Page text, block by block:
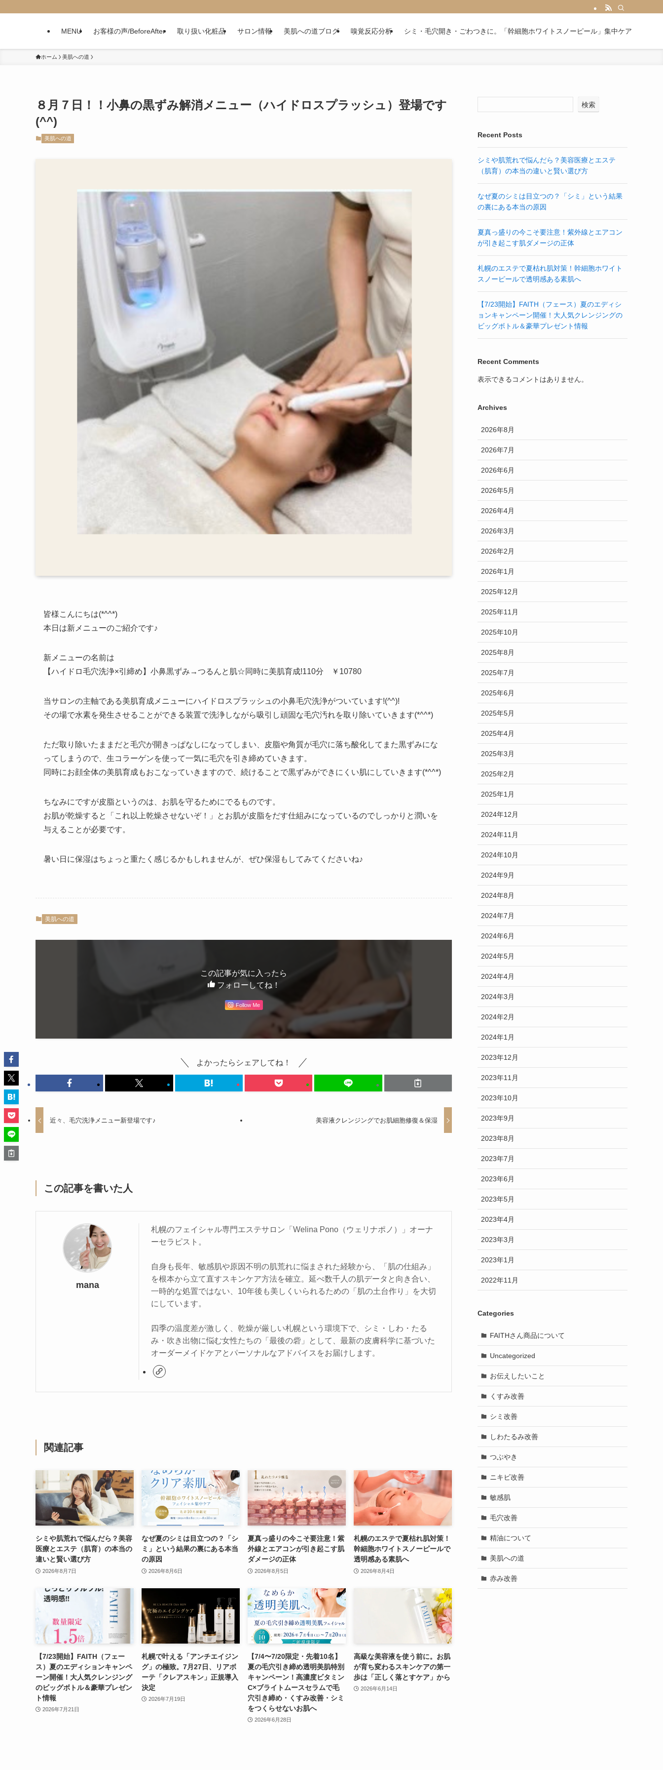
MENU お客様の声/BeforeAfter 取り扱い化粧品 サロン情報 美肌への道ブログ 嗅覚反応分析 シミ・毛穴開き・ごわつきに。「幹細胞ホワイトスノーピール」集中ケア
ホーム 美肌への道
８月７日！！小鼻の黒ずみ解消メニュー（ハイドロスプラッシュ）登場です
(^^)
美肌への道
皆様こんにちは(*^^*)
本日は新メニューのご紹介です♪
新メニューの名前は
【ハイドロ毛穴洗浄×引締め】小鼻黒ずみ→つるんと肌☆同時に美肌育成!110分 ￥10780
当サロンの主軸である美肌育成メニューにハイドロスプラッシュの小鼻毛穴洗浄がついています!(^^)!
その場で水素を発生させることができる装置で洗浄しながら吸引し頑固な毛穴汚れを取り除いていきます(*^^*)
ただ取り除いたままだと毛穴が開きっぱなしになってしまい、皮脂や角質が毛穴に落ち酸化してまた黒ずみにな
ってしまうので、生コラーゲンを使って一気に毛穴を引き締めていきます。
同時にお顔全体の美肌育成もおこなっていきますので、続けることで黒ずみができにくい肌にしていきます(*^^*)
ちなみにですが皮脂というのは、お肌を守るためにでるものです。
お肌が乾燥すると「これ以上乾燥させないぞ！」とお肌が皮脂をだす仕組みになっているのでしっかりと潤いを
与えることが必要です。
暑い日に保湿はちょっと重たく感じるかもしれませんが、ぜひ保湿もしてみてくださいね♪
美肌への道
この記事が気に入ったら
フォローしてね！
Follow Me
よかったらシェアしてね！
近々、毛穴洗浄メニュー新登場です♪ 美容液クレンジングでお肌細胞修復＆保湿
この記事を書いた人
mana
札幌のフェイシャル専門エステサロン「Welina Pono（ウェリナポノ）」オーナ
ーセラピスト。
自身も長年、敏感肌や原因不明の肌荒れに悩まされた経験から、「肌の仕組み」
を根本から立て直すスキンケア方法を確立。延べ数千人の肌データと向き合い、
一時的な処置ではない、10年後も美しくいられるための「肌の土台作り」を大切
にしています。
四季の温度差が激しく、乾燥が厳しい札幌という環境下で、シミ・しわ・たる
み・吹き出物に悩む女性たちの「最後の砦」として、最新の皮膚科学に基づいた
オーダーメイドケアとパーソナルなアドバイスをお届けします。
関連記事
シミや肌荒れで悩んだら？美容
医療とエステ（肌育）の本当の
違いと賢い選び方
2026年8月7日
なぜ夏のシミは目立つの？「シ
ミ」という結果の裏にある本当
の原因
2026年8月6日
夏真っ盛りの今こそ要注意！紫
外線とエアコンが引き起こす肌
ダメージの正体
2026年8月5日
札幌のエステで夏枯れ肌対策！
幹細胞ホワイトスノーピールで
透明感ある素肌へ
2026年8月4日
【7/23開始】FAITH（フェー
ス）夏のエディションキャンペ
ーン開催！大人気クレンジング
のビッグボトル＆豪華プレゼン
ト情報
2026年7月21日
札幌で叶える「アンチエイジン
グ」の極致。7月27日、リアボ
ーテ「クレアスキン」正規導入
決定
2026年7月19日
【7/4〜7/20限定・先着10名】
夏の毛穴引き締め透明美肌特別
キャンペーン！高濃度ビタミン
C×ブライトムースセラムで毛
穴引き締め・くすみ改善・シミ
をつくらせないお肌へ
2026年6月28日
高級な美容液を使う前に。お肌
が育ち変わるスキンケアの第一
歩は「正しく落とすケア」から
2026年6月14日
検索
Recent Posts
シミや肌荒れで悩んだら？美容医療とエステ
（肌育）の本当の違いと賢い選び方
なぜ夏のシミは目立つの？「シミ」という結果
の裏にある本当の原因
夏真っ盛りの今こそ要注意！紫外線とエアコン
が引き起こす肌ダメージの正体
札幌のエステで夏枯れ肌対策！幹細胞ホワイト
スノーピールで透明感ある素肌へ
【7/23開始】FAITH（フェース）夏のエディシ
ョンキャンペーン開催！大人気クレンジングの
ビッグボトル＆豪華プレゼント情報
Recent Comments
表示できるコメントはありません。
Archives
2026年8月
2026年7月
2026年6月
2026年5月
2026年4月
2026年3月
2026年2月
2026年1月
2025年12月
2025年11月
2025年10月
2025年8月
2025年7月
2025年6月
2025年5月
2025年4月
2025年3月
2025年2月
2025年1月
2024年12月
2024年11月
2024年10月
2024年9月
2024年8月
2024年7月
2024年6月
2024年5月
2024年4月
2024年3月
2024年2月
2024年1月
2023年12月
2023年11月
2023年10月
2023年9月
2023年8月
2023年7月
2023年6月
2023年5月
2023年4月
2023年3月
2023年1月
2022年11月
Categories
FAITHさん商品について
Uncategorized
お伝えしたいこと
くすみ改善
シミ改善
しわたるみ改善
つぶやき
ニキビ改善
敏感肌
毛穴改善
精油について
美肌への道
赤み改善